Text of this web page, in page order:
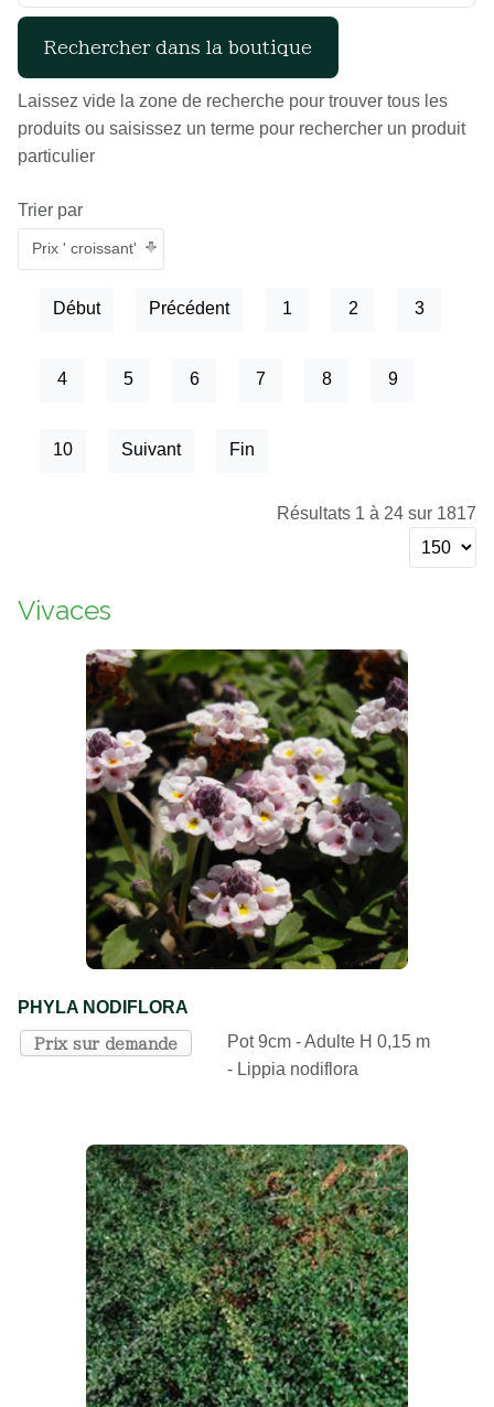
Laissez vide la zone de recherche pour trouver tous les
produits ou saisissez un terme pour rechercher un produit
particulier
Trier par
Prix ' croissant'
Début Précédent 1 2 3
4 5 6 7 8 9
10 Suivant Fin
Résultats 1 à 24 sur 1817
Vivaces
PHYLA NODIFLORA
Prix sur demande
Pot 9cm - Adulte H 0,15 m
- Lippia nodiflora